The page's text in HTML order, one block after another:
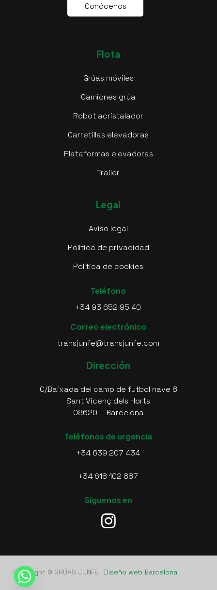
Conócenos
Flota
Grúas móviles
Camiones grúa
Robot acristalador
Carretillas elevadoras
Plataformas elevadoras
Trailer
Legal
Aviso legal
Política de privacidad
Política de cookies
Teléfono
+34 93 652 95 40
Correo electrónico
transjunfe@transjunfe.com
Dirección
C/Baixada del camp de futbol nave 8
Sant Vicenç dels Horts
08620 – Barcelona
Teléfonos de urgencia
+34 639 207 434
+34 618 102 887
Síguenos en
Copyright © GRÚAS JUNFE | Diseño web Barcelona